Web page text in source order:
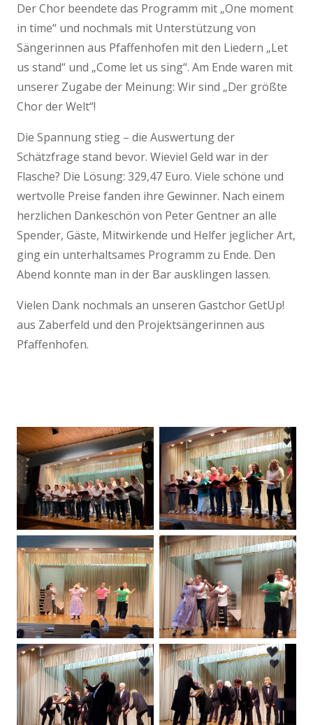
Der Chor beendete das Programm mit „One moment
in time“ und nochmals mit Unterstützung von
Sängerinnen aus Pfaffenhofen mit den Liedern „Let
us stand“ und „Come let us sing“. Am Ende waren mit
unserer Zugabe der Meinung: Wir sind „Der größte
Chor der Welt“!
Die Spannung stieg – die Auswertung der
Schätzfrage stand bevor. Wieviel Geld war in der
Flasche? Die Lösung: 329,47 Euro. Viele schöne und
wertvolle Preise fanden ihre Gewinner. Nach einem
herzlichen Dankeschön von Peter Gentner an alle
Spender, Gäste, Mitwirkende und Helfer jeglicher Art,
ging ein unterhaltsames Programm zu Ende. Den
Abend konnte man in der Bar ausklingen lassen.
Vielen Dank nochmals an unseren Gastchor GetUp!
aus Zaberfeld und den Projektsängerinnen aus
Pfaffenhofen.